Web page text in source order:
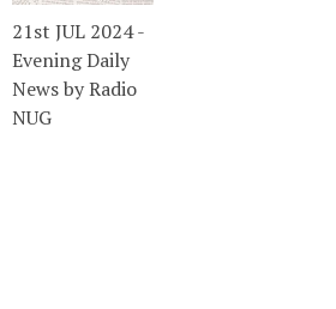
21st JUL 2024 -
Evening Daily
News by Radio
NUG